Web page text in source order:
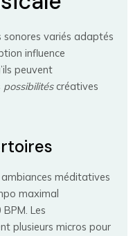
sonores variés adaptés
influence
peuvent
possibilitéscréatives
méditatives
maximal
Les
plusieurs micros pour